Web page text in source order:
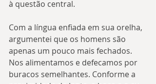
à questão central.
Com a língua enfiada em sua orelha,
argumentei que os homens são
apenas um pouco mais fechados.
Nos alimentamos e defecamos por
buracos semelhantes. Conforme a